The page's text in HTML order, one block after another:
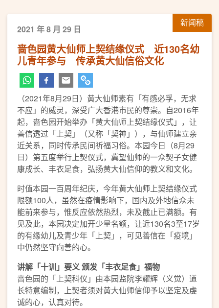
新闻稿
2021 年 8 月 29 日
啬色园黄大仙师上契结缘仪式 近130名幼
儿青年参与 传承黄大仙信俗文化
（2021年8月29日）黄大仙师素有「有感必孚，无求
不应」的威灵，深受广大香港市民的尊崇。自2016年
起，啬色园开始举办「黄大仙师上契结缘仪式」，让
善信透过「上契」（又称「契神」），与仙师建立亲
近关系，同时传承民间祈福习俗。本园今日（8月29
日）第五度举行上契仪式，冀望仙师的一众契子女健
康成长、丰衣足食，弘扬黄大仙信仰的教义和文化。
时值本园一百周年纪庆，今年黄大仙师上契结缘仪式
限额100人，虽然在疫情影响下，国内及外地信众未
能前来参与，惟反应依然热烈，未及截止已满额。有
见及此，本园决定加开少量名额，让近130名3至17岁
的有缘幼儿及青少年「上契」，可见善信在「疫境」
中仍然坚守向善的心。
讲解「十训」要义 颁发「丰衣足食」福物
啬色园的「上契科仪」由本园监院李耀辉（义觉）道
长特意编制，上契者须对黄大仙师信仰予以坚定及虔
诚的心，认真对待。